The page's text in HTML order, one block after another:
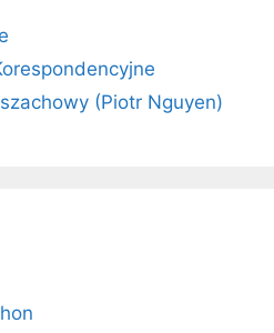
(Piotr Nguyen)